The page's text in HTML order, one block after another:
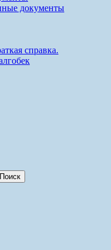
документы
справка.